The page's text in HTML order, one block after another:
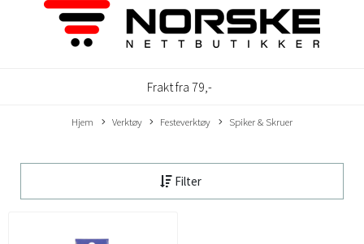
Frakt fra 79,-
Hjem Verktøy Festeverktøy Spiker & Skruer
Filter